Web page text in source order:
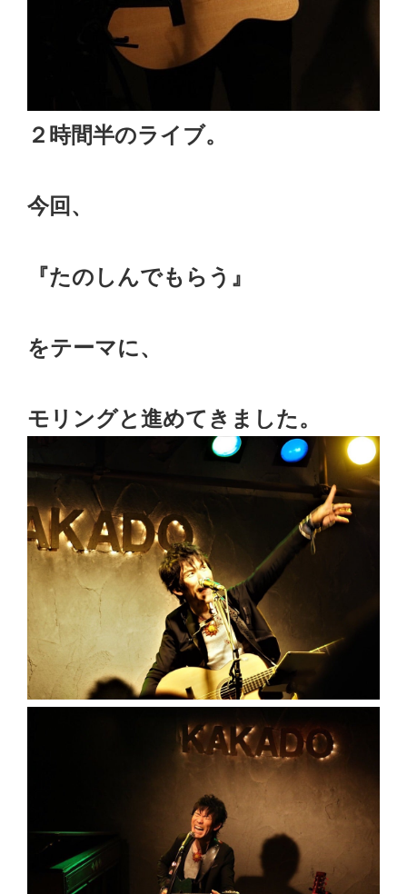
２時間半のライブ。
今回、
『たのしんでもらう』
をテーマに、
モリングと進めてきました。